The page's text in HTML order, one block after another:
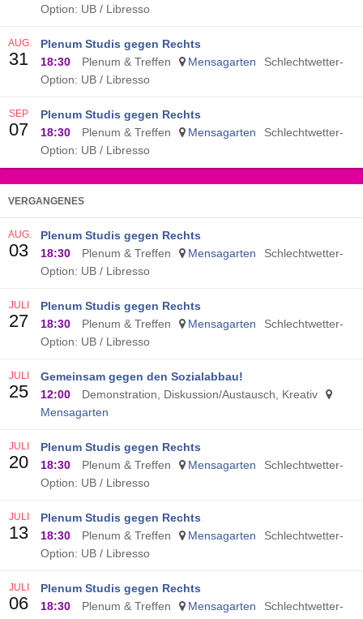
Option: UB / Libresso
Plenum Studis gegen Rechts
18:30
Plenum & Treffen Mensagarten
Schlechtwetter-
Option: UB / Libresso
AUG.
31
Plenum Studis gegen Rechts
18:30
Plenum & Treffen Mensagarten
Schlechtwetter-
Option: UB / Libresso
SEP
07
VERGANGENES
Plenum Studis gegen Rechts
18:30
Plenum & Treffen Mensagarten
Schlechtwetter-
Option: UB / Libresso
AUG.
03
Plenum Studis gegen Rechts
18:30
Plenum & Treffen Mensagarten
Schlechtwetter-
Option: UB / Libresso
JULI
27
Gemeinsam gegen den Sozialabbau!
12:00
Demonstration, Diskussion/Austausch, Kreativ
Mensagarten
JULI
25
Plenum Studis gegen Rechts
18:30
Plenum & Treffen Mensagarten
Schlechtwetter-
Option: UB / Libresso
JULI
20
Plenum Studis gegen Rechts
18:30
Plenum & Treffen Mensagarten
Schlechtwetter-
Option: UB / Libresso
JULI
13
Plenum Studis gegen Rechts
18:30
Plenum & Treffen Mensagarten
Schlechtwetter-
JULI
06